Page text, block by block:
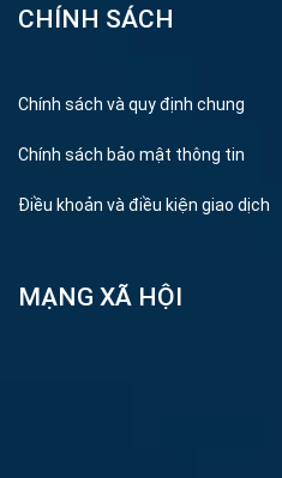
CHÍNH SÁCH
Chính sách và quy định chung
Chính sách bảo mật thông tin
Điều khoản và điều kiện giao dịch
MẠNG XÃ HỘI